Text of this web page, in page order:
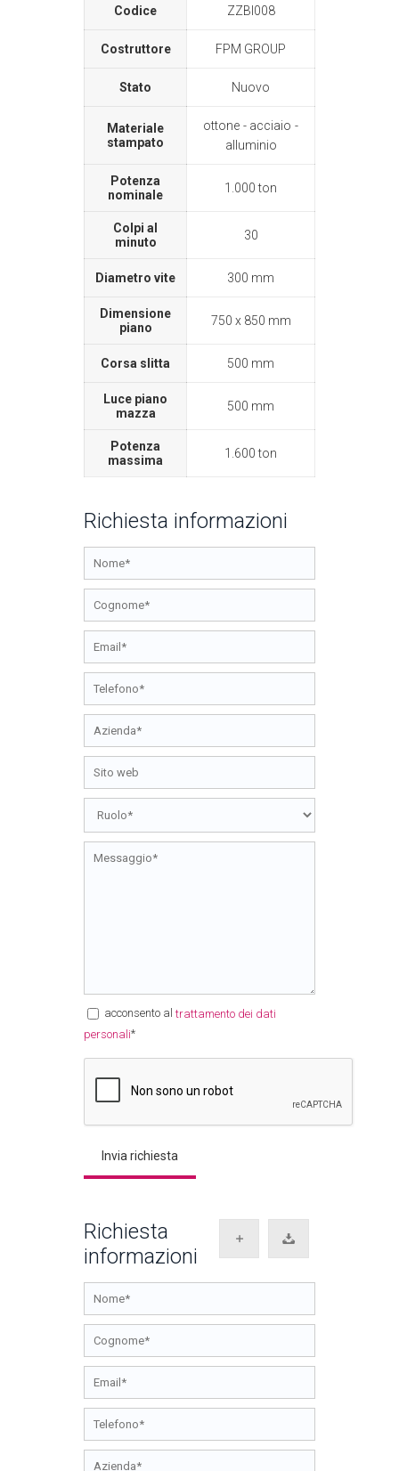
Codice ZZBI008
Costruttore FPM GROUP
Stato Nuovo
Materiale
stampato
ottone
acciaio
alluminio
Potenza
nominale
1.000 ton
Colpi al
minuto
30
Diametro vite 300 mm
Dimensione
piano
750 x 850 mm
Corsa slitta 500 mm
Luce piano
mazza
500 mm
Potenza
massima
1.600 ton
Richiesta informazioni
acconsento altrattamento dei dati
personali*
Richiesta
informazioni